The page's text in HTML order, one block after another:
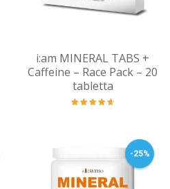
i:am MINERAL TABS +
Caffeine – Race Pack – 20
tabletta
-25%